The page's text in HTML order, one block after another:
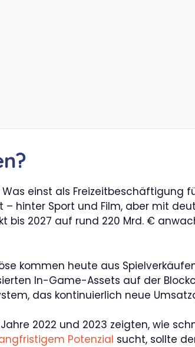
einst als Freizeitbeschäftigung
hinter Sport und Film, aber mit
2027 auf rund 220 Mrd. €
kommen heute aus
In-Game-Assets auf der
das kontinuierlich neue
2022 und 2023 zeigten, wie
Potenzial sucht, sollte